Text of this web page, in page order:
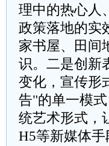
理中的热心人
政策落地的实
家书屋、田间
识。二是创新
变化，宣传形
告"的单一模
统艺术形式，
H5等新媒体